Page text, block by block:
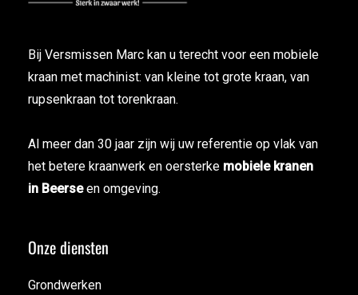
Bij Versmissen Marc kan u terecht voor een mobiele
kraan met machinist: van kleine tot grote kraan, van
rupsenkraan tot torenkraan.
Al meer dan 30 jaar zijn wij uw referentie op vlak van
het betere kraanwerk en oersterke mobiele kranen
in Beerseen omgeving.
Onze diensten
Grondwerken